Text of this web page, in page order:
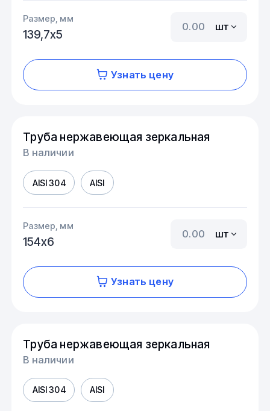
Размер, мм
139,7х5
шт
Узнать цену
Труба нержавеющая зеркальная
В наличии
AISI 304 AISI
Размер, мм
154х6
шт
Узнать цену
Труба нержавеющая зеркальная
В наличии
AISI 304 AISI